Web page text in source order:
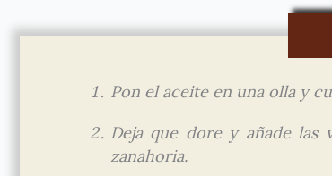
Pon el aceite en una olla y
Deja que dore y añade las
zanahoria.